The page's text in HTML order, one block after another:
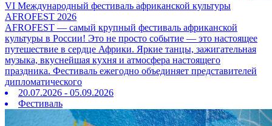
VI Международный фестиваль африканской культуры
AFROFEST 2026
AFROFEST — самый крупный фестиваль африканской
культуры в России! Это не просто событие — это настоящее
путешествие в сердце Африки. Яркие танцы, зажигательная
музыка, вкуснейшая кухня и атмосфера настоящего
праздника. Фестиваль ежегодно объединяет представителей
дипломатического
20.07.2026 - 05.09.2026
Фестиваль